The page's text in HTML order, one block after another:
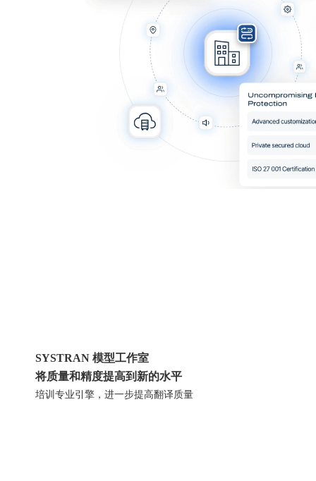
SYSTRAN 模型工作室
将质量和精度提高到新的水平
培训专业引擎，进一步提高翻译质量